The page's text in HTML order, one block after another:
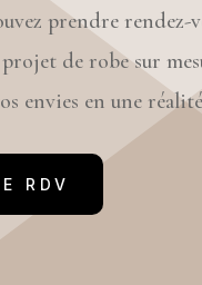
prendre rendez-
de robe sur
envies en une
RDV